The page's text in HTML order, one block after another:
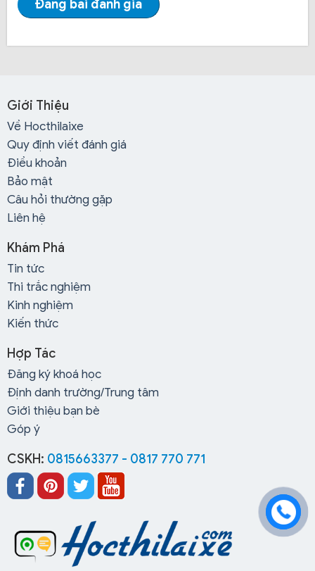
trong lĩnh vực đào tạo lái xe
Giảng viên nhiệt tình:
hướng dẫn cho học viên nhiệt tình, vui vẻ, không cáu
gắt, giảng dạy hết mình, đảm bảo cho học viên đủ
kiến thức.
Đăng bài đánh giá
Giới Thiệu
Về Hocthilaixe
Quy định viết đánh giá
Điều khoản
Bảo mật
Câu hỏi thường gặp
Liên hệ
Khám Phá
Tin tức
Thi trắc nghiệm
Kinh nghiệm
Kiến thức
Hợp Tác
Đăng ký khoá học
Định danh trường/Trung tâm
Giới thiệu bạn bè
Góp ý
CSKH: 0815663377 - 0817 770 771